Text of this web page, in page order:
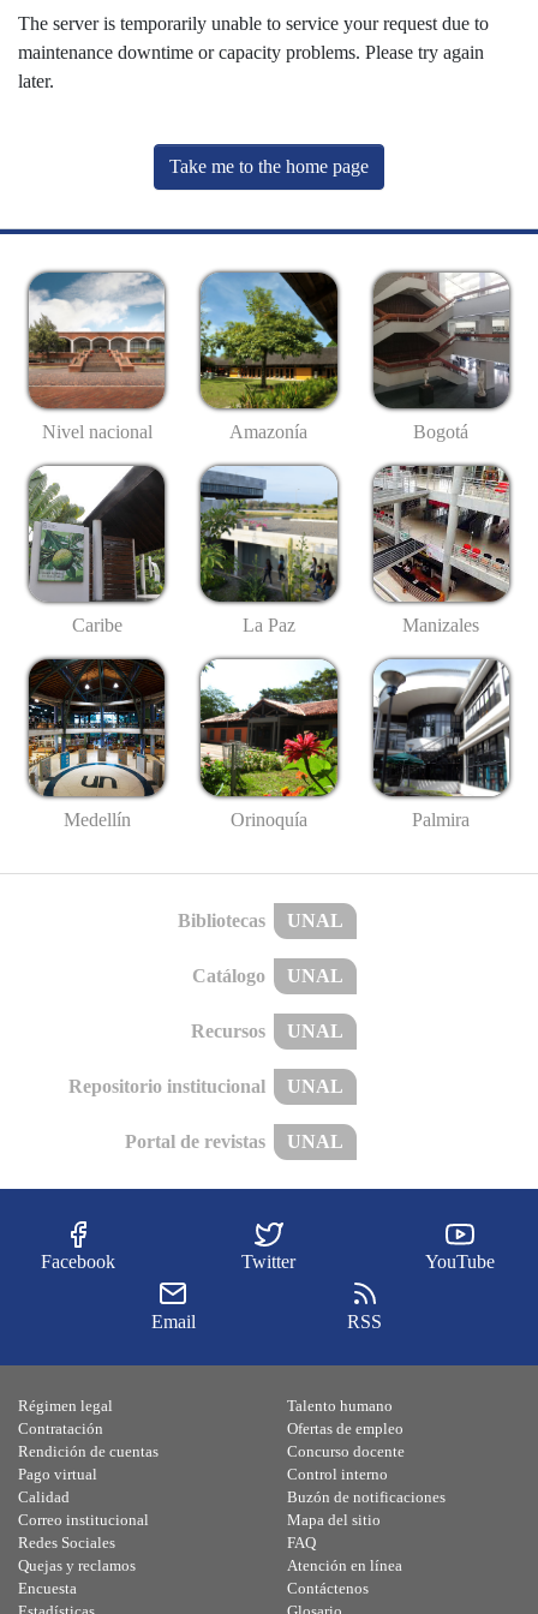
The server is temporarily unable to service your request due to
maintenance downtime or capacity problems. Please try again
later.
Take me to the home page
Nivel nacional Amazonía Bogotá
Caribe La Paz Manizales
Medellín Orinoquía Palmira
Bibliotecas UNAL
Catálogo UNAL
Recursos UNAL
Repositorio institucional UNAL
Portal de revistas UNAL
Facebook Twitter YouTube
Email RSS
Régimen legal
Contratación
Rendición de cuentas
Pago virtual
Calidad
Talento humano
Ofertas de empleo
Concurso docente
Control interno
Buzón de notificaciones
Correo institucional
Redes Sociales
Quejas y reclamos
Encuesta
Mapa del sitio
FAQ
Atención en línea
Contáctenos